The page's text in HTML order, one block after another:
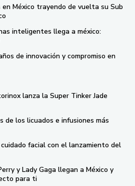
México trayendo de vuelta su Sub
inteligentes llega a méxico:
de innovación y compromiso en
lanza la Super Tinker Jade
los licuados e infusiones más
facial con el lanzamiento del
y Lady Gaga llegan a México y
para ti